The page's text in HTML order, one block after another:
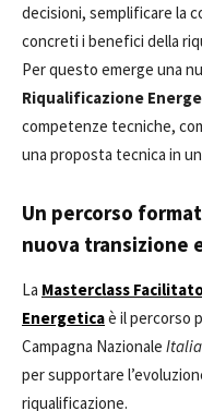
decisioni, semplificare la
concreti i benefici della
Per questo emerge una
Riqualificazione
competenze tecniche,
una proposta tecnica in
Un percorso
nuova transizione
La Masterclass
Energeticaè il percorso
Campagna Nazionale Italia
per supportare
riqualificazione.